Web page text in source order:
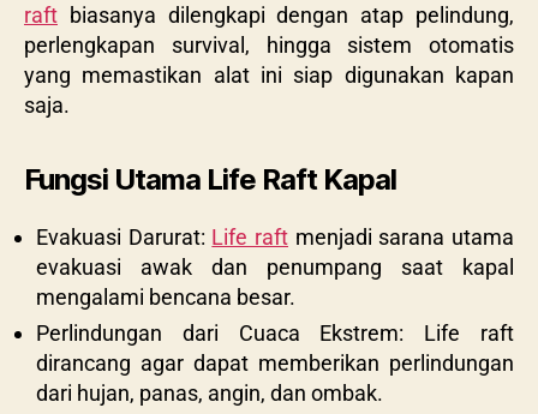
raft biasanya dilengkapi dengan atap pelindung,
perlengkapan survival, hingga sistem otomatis
yang memastikan alat ini siap digunakan kapan
saja.
Fungsi Utama Life Raft Kapal
Evakuasi Darurat: Life raft menjadi sarana utama
evakuasi awak dan penumpang saat kapal
mengalami bencana besar.
Perlindungan dari Cuaca Ekstrem: Life raft
dirancang agar dapat memberikan perlindungan
dari hujan, panas, angin, dan ombak.